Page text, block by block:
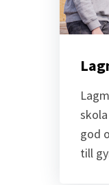
god
till